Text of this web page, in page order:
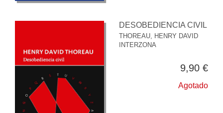
DESOBEDIENCIA CIVIL
THOREAU, HENRY DAVID
INTERZONA
9,90 €
Agotado